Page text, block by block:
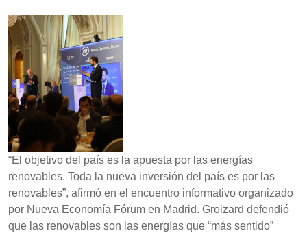
“El objetivo del país es la apuesta por las energías
renovables. Toda la nueva inversión del país es por las
renovables”, afirmó en el encuentro informativo organizado
por Nueva Economía Fórum en Madrid. Groizard defendió
que las renovables son las energías que “más sentido”